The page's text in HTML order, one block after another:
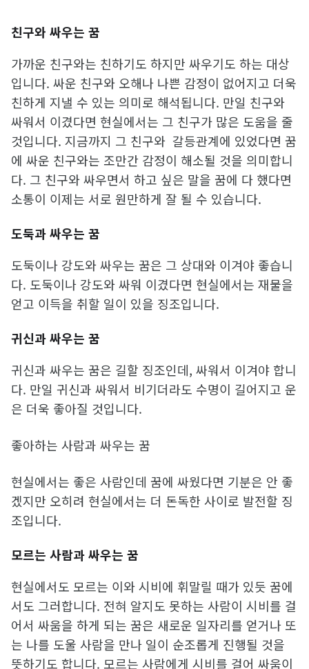
친구와 싸우는 꿈
가까운 친구와는 친하기도 하지만 싸우기도 하는 대상
입니다. 싸운 친구와 오해나 나쁜 감정이 없어지고 더욱
친하게 지낼 수 있는 의미로 해석됩니다. 만일 친구와
싸워서 이겼다면 현실에서는 그 친구가 많은 도움을 줄
것입니다. 지금까지 그 친구와 갈등관계에 있었다면 꿈
에 싸운 친구와는 조만간 감정이 해소될 것을 의미합니
다. 그 친구와 싸우면서 하고 싶은 말을 꿈에 다 했다면
소통이 이제는 서로 원만하게 잘 될 수 있습니다.
도둑과 싸우는 꿈
도둑이나 강도와 싸우는 꿈은 그 상대와 이겨야 좋습니
다. 도둑이나 강도와 싸워 이겼다면 현실에서는 재물을
얻고 이득을 취할 일이 있을 징조입니다.
귀신과 싸우는 꿈
귀신과 싸우는 꿈은 길할 징조인데, 싸워서 이겨야 합니
다. 만일 귀신과 싸워서 비기더라도 수명이 길어지고 운
은 더욱 좋아질 것입니다.
좋아하는 사람과 싸우는 꿈
현실에서는 좋은 사람인데 꿈에 싸웠다면 기분은 안 좋
겠지만 오히려 현실에서는 더 돈독한 사이로 발전할 징
조입니다.
모르는 사람과 싸우는 꿈
현실에서도 모르는 이와 시비에 휘말릴 때가 있듯 꿈에
서도 그러합니다. 전혀 알지도 못하는 사람이 시비를 걸
어서 싸움을 하게 되는 꿈은 새로운 일자리를 얻거나 또
는 나를 도울 사람을 만나 일이 순조롭게 진행될 것을
뜻하기도 합니다. 모르는 사람에게 시비를 걸어 싸움이